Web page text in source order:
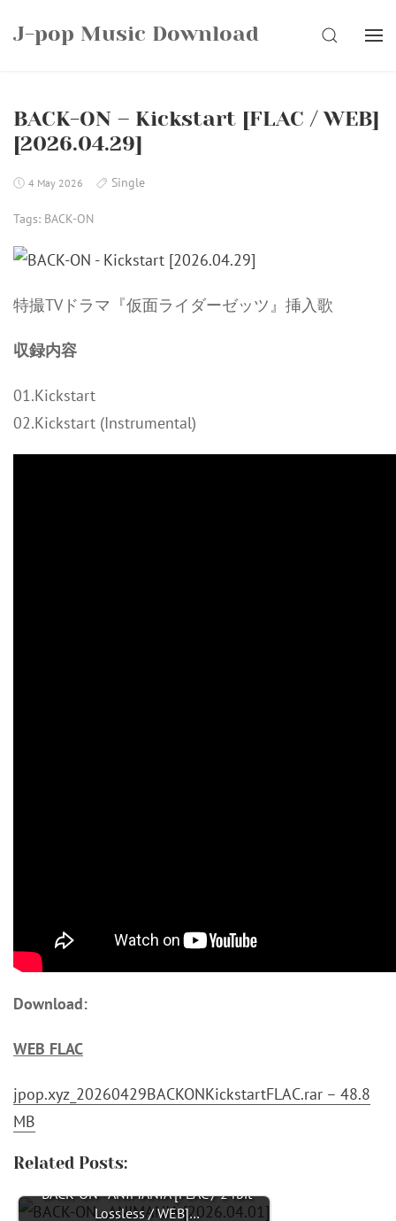
J-pop Music Download SEARCH
BACK-ON – Kickstart [FLAC / WEB]
[2026.04.29]
4 May 2026 Single
Tags: BACK-ON
特撮TVドラマ『仮面ライダーゼッツ』挿入歌
収録内容
01.Kickstart
02.Kickstart (Instrumental)
Download:
WEB FLAC
jpop.xyz_20260429BACKONKickstartFLAC.rar – 48.8
MB
Related Posts:
BACK-ON - ANIMANIA [FLAC / 24bit
Lossless / WEB]…